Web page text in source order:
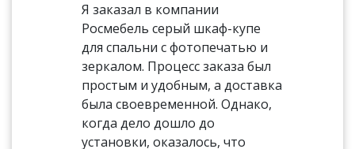
Я заказал в компании
Росмебель серый шкаф-купе
для спальни с фотопечатью и
зеркалом. Процесс заказа был
простым и удобным, а доставка
была своевременной. Однако,
когда дело дошло до
установки, оказалось, что